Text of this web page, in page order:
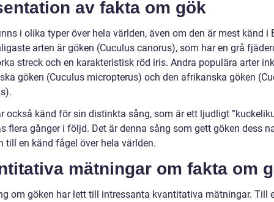
av fakta om gök
i olika typer över hela världen, även om den är mest känd i
arten är göken (Cuculus canorus), som har en grå
streck och en karakteristisk röd iris. Andra populära arter
göken (Cuculus micropterus) och den afrikanska göken
också känd för sin distinkta sång, som är ett ljudligt
flera gånger i följd. Det är denna sång som gett göken dess
till en känd fågel över hela världen.
mätningar om fakta om
om göken har lett till intressanta kvantitativa mätningar. Till